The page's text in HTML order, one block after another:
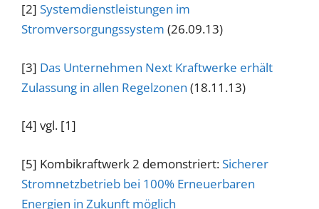
[2] Systemdienstleistungen im
Stromversorgungssystem (26.09.13)
[3] Das Unternehmen Next Kraftwerke erhält
Zulassung in allen Regelzonen (18.11.13)
[4] vgl. [1]
[5] Kombikraftwerk 2 demonstriert:Sicherer
Stromnetzbetrieb bei 100% Erneuerbaren
Energien in Zukunft möglich